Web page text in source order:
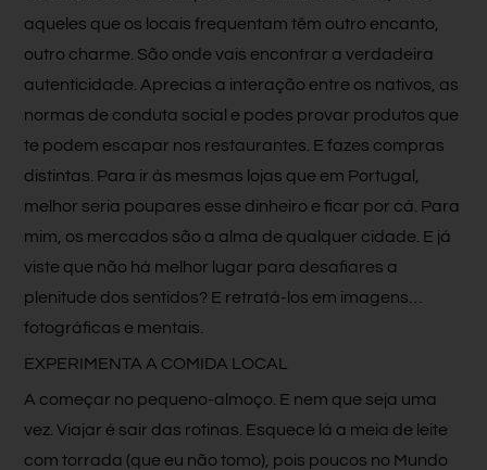
aqueles que os locais frequentam têm outro encanto,
outro charme. São onde vais encontrar a verdadeira
autenticidade. Aprecias a interação entre os nativos, as
normas de conduta social e podes provar produtos que
te podem escapar nos restaurantes. E fazes compras
distintas. Para ir às mesmas lojas que em Portugal,
melhor seria poupares esse dinheiro e ficar por cá. Para
mim, os mercados são a alma de qualquer cidade. E já
viste que não há melhor lugar para desafiares a
plenitude dos sentidos? E retratá-los em imagens…
fotográficas e mentais.
EXPERIMENTA A COMIDA LOCAL
A começar no pequeno-almoço. E nem que seja uma
vez. Viajar é sair das rotinas. Esquece lá a meia de leite
com torrada (que eu não tomo), pois poucos no Mundo